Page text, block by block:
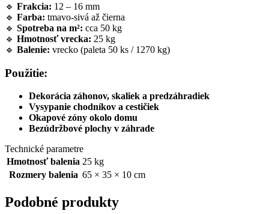
🔹 Frakcia: 12 – 16 mm
🔹 Farba: tmavo-sivá až čierna
🔹 Spotreba na m²: cca 50 kg
🔹 Hmotnosť vrecka: 25 kg
🔹 Balenie: vrecko (paleta 50 ks / 1270 kg)
Použitie:
Dekorácia záhonov, skaliek a predzáhradiek
Vysypanie chodníkov a cestičiek
Okapové zóny okolo domu
Bezúdržbové plochy v záhrade
Technické parametre
Hmotnosť balenia 25 kg
Rozmery balenia 65 × 35 × 10 cm
Podobné produkty